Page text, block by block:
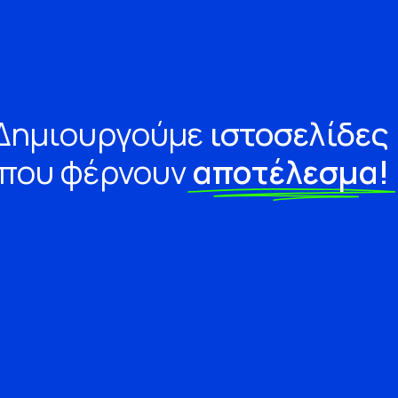
ιστοσελίδες
φέρνουναποτέλεσμα!